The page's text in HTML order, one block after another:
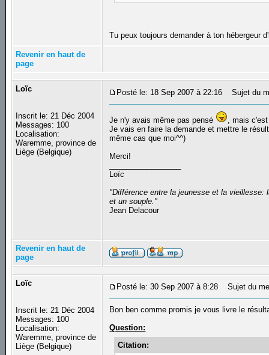
Tu peux toujours demander à ton hébergeur
Revenir en haut de
page
Loïc
Inscrit le: 21 Déc 2004
Messages: 100
Localisation:
Waremme, province de
Liège (Belgique)
Posté le: 18 Sep 2007 à 22:16 Sujet du
Je n'y avais même pas pensé
, mais
Je vais en faire la demande et mettre le
même cas que moi^^)
Merci!
Loïc
"Différence entre la jeunesse et la vieillesse:
et un souple."
Jean Delacour
Revenir en haut de
page
Loïc
Inscrit le: 21 Déc 2004
Messages: 100
Localisation:
Waremme, province de
Liège (Belgique)
Posté le: 30 Sep 2007 à 8:28 Sujet du
Bon ben comme promis je vous livre le
Question:
Citation: